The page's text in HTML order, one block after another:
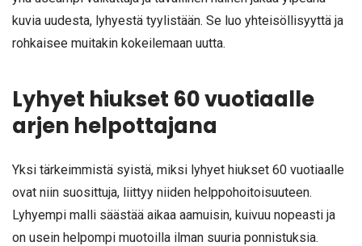
kuvia uudesta, lyhyestä tyylistään. Se luo yhteisöllisyyttä ja
rohkaisee muitakin kokeilemaan uutta.
Lyhyet hiukset 60 vuotiaalle
arjen helpottajana
Yksi tärkeimmistä syistä, miksi lyhyet hiukset 60 vuotiaalle
ovat niin suosittuja, liittyy niiden helppohoitoisuuteen.
Lyhyempi malli säästää aikaa aamuisin, kuivuu nopeasti ja
on usein helpompi muotoilla ilman suuria ponnistuksia.